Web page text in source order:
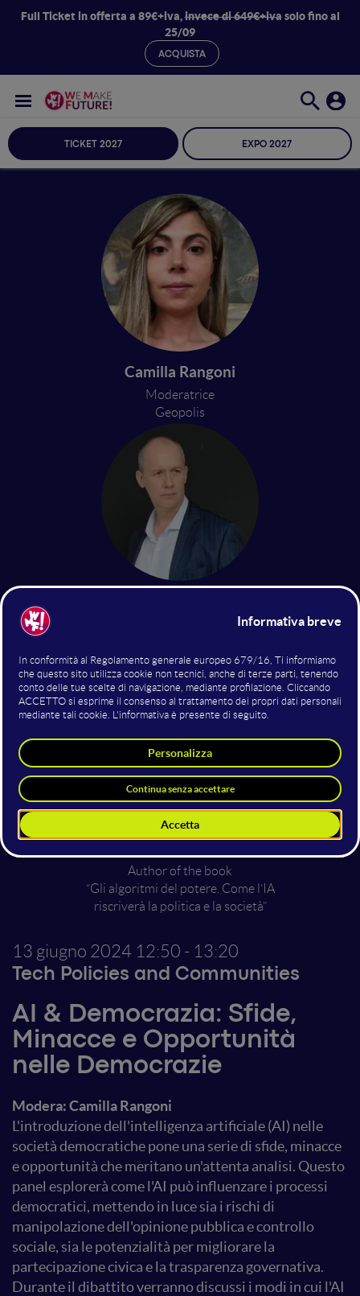
Full Ticket in offerta a 89€+iva,invece di 649€+ivasolo fino al
25/09
ACQUISTA
TICKET 2027 EXPO 2027
Camilla Rangoni
Moderatrice
Geopolis
Former Ambassador; Founder and
United States; Belarus Hi-Tech Park.
Author of the book
“Gli algoritmi del potere. Come l’IA
riscriverà la politica e la società”
13 giugno 2024 12:50 - 13:20
Tech Policies and Communities
AI & Democrazia: Sfide,
Minacce e Opportunità
nelle Democrazie
Modera: Camilla Rangoni
L'introduzione dell'intelligenza artificiale (AI) nelle
società democratiche pone una serie di sfide, minacce
e opportunità che meritano un'attenta analisi. Questo
panel esplorerà come l'AI può influenzare i processi
democratici, mettendo in luce sia i rischi di
manipolazione dell'opinione pubblica e controllo
sociale, sia le potenzialità per migliorare la
partecipazione civica e la trasparenza governativa.
Durante il dibattito verranno discussi i modi in cui l'AI